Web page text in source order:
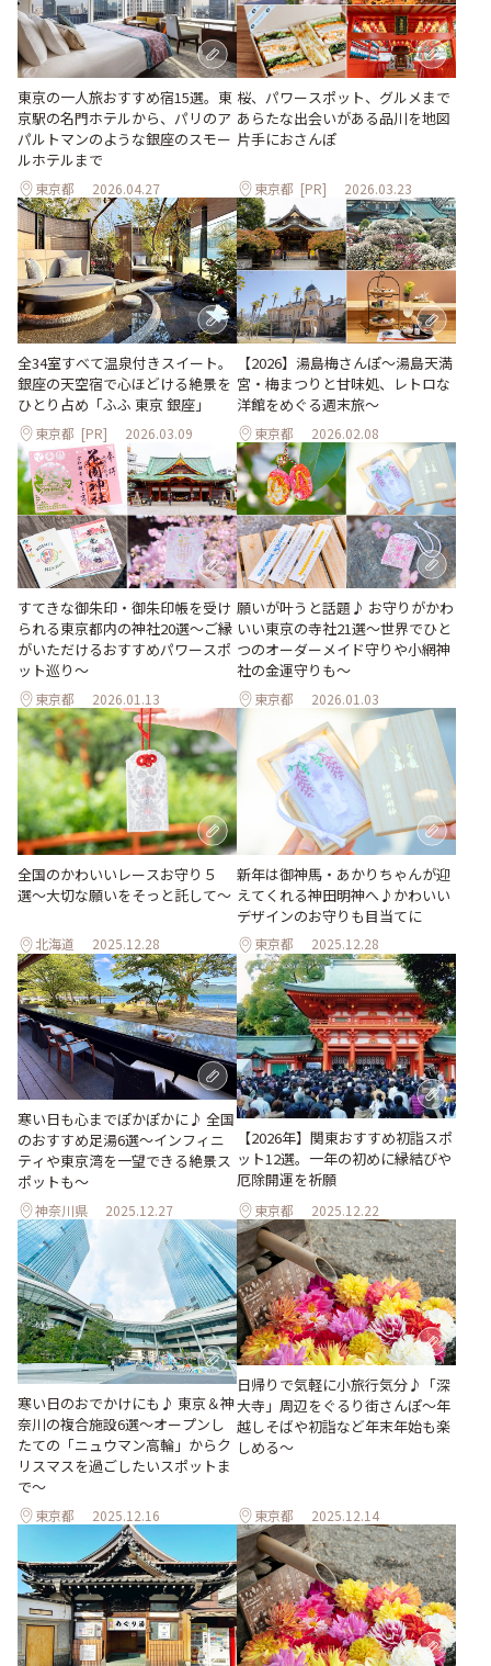
東京の一人旅おすすめ宿15選。東
京駅の名門ホテルから、パリのア
パルトマンのような銀座のスモー
ルホテルまで
東京都 2026.04.27
桜、パワースポット、グルメまで
あらたな出会いがある品川を地図
片手におさんぽ
東京都 [PR] 2026.03.23
全34室すべて温泉付きスイート。
銀座の天空宿で心ほどける絶景を
ひとり占め「ふふ 東京 銀座」
東京都 [PR] 2026.03.09
【2026】湯島梅さんぽ～湯島天満
宮・梅まつりと甘味処、レトロな
洋館をめぐる週末旅～
東京都 2026.02.08
すてきな御朱印・御朱印帳を受け
られる東京都内の神社20選～ご縁
がいただけるおすすめパワースポ
ット巡り～
東京都 2026.01.13
願いが叶うと話題♪ お守りがかわ
いい東京の寺社21選～世界でひと
つのオーダーメイド守りや小網神
社の金運守りも～
東京都 2026.01.03
全国のかわいいレースお守り５
選〜大切な願いをそっと託して〜
北海道 2025.12.28
新年は御神馬・あかりちゃんが迎
えてくれる神田明神へ♪かわいい
デザインのお守りも目当てに
東京都 2025.12.28
寒い日も心までぽかぽかに♪ 全国
のおすすめ足湯6選～インフィニ
ティや東京湾を一望できる絶景ス
ポットも～
神奈川県 2025.12.27
【2026年】関東おすすめ初詣スポ
ット12選。一年の初めに縁結びや
厄除開運を祈願
東京都 2025.12.22
寒い日のおでかけにも♪ 東京＆神
奈川の複合施設6選～オープンし
たての「ニュウマン高輪」からク
リスマスを過ごしたいスポットま
で～
東京都 2025.12.16
日帰りで気軽に小旅行気分♪「深
大寺」周辺をぐるり街さんぽ～年
越しそばや初詣など年末年始も楽
しめる～
東京都 2025.12.14